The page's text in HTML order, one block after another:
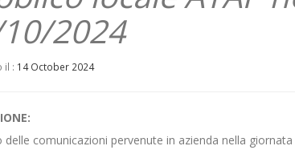
2024
il : 14 October 2024
delle comunicazioni pervenute in azienda nella